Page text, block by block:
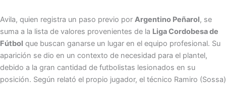
Avila, quien registra un paso previo por Argentino Peñarol, se
suma a la lista de valores provenientes de la Liga Cordobesa de
Fútbol que buscan ganarse un lugar en el equipo profesional. Su
aparición se dio en un contexto de necesidad para el plantel,
debido a la gran cantidad de futbolistas lesionados en su
posición. Según relató el propio jugador, el técnico Ramiro (Sossa)